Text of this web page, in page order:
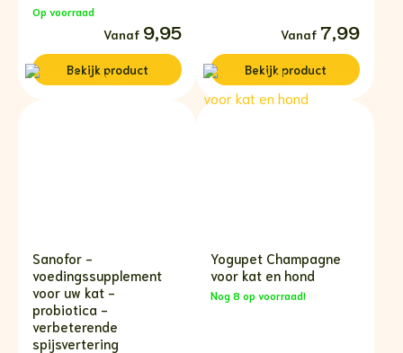
Op voorraad
9,95
Prijsklasse:
€9,95
tot
€14,95
Bekijk product
7,99
Prijsklasse:
€7,99
tot
€12,99
Bekijk product
Sanofor -
voedingssupplement
voor uw kat -
probiotica -
verbeterende
spijsvertering
Yogupet Champagne
voor kat en hond
Nog 8 op voorraad!